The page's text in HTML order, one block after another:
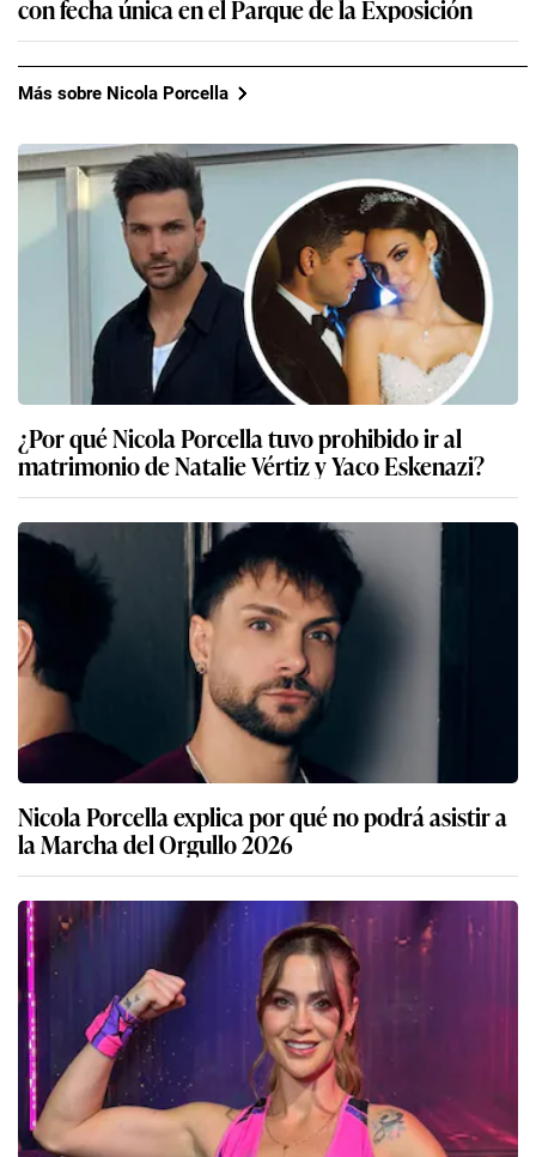
con fecha única en el Parque de la Exposición
Más sobre Nicola Porcella
¿Por qué Nicola Porcella tuvo prohibido ir al
matrimonio de Natalie Vértiz y Yaco Eskenazi?
Nicola Porcella explica por qué no podrá asistir a
la Marcha del Orgullo 2026